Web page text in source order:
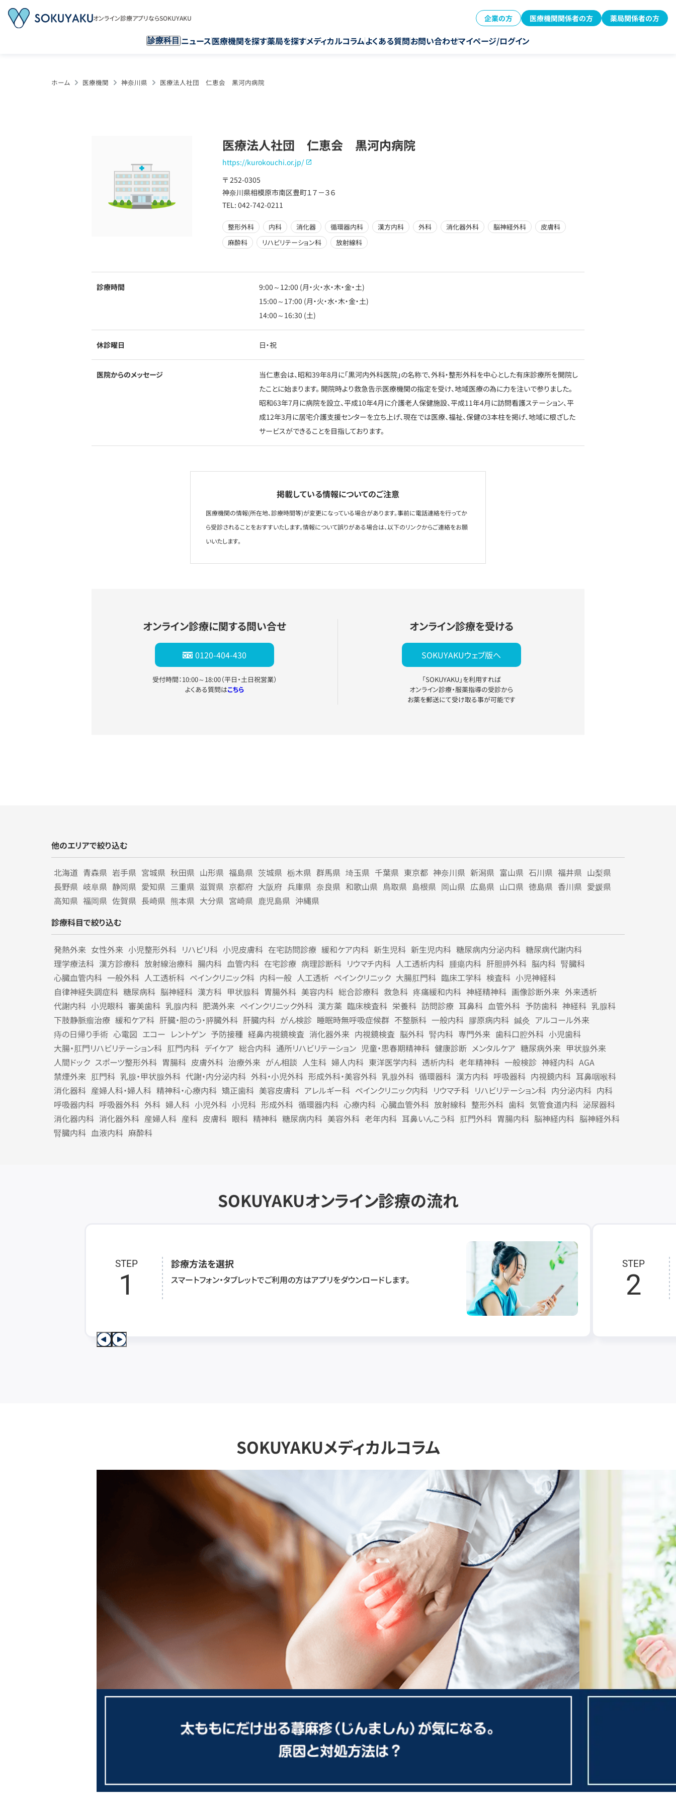
オンライン診療アプリならSOKUYAKU 企業の方 医療機関関係者の方 薬局関係者の方
診療科目 ニュース医療機関を探す薬局を探すメディカルコラムよくある質問お問い合わせマイページ/ログイン
ホーム 医療機関 神奈川県 医療法人社団 仁恵会 黒河内病院
医療法人社団 仁恵会 黒河内病院
https://kurokouchi.or.jp/
〒 252-0305
神奈川県相模原市南区豊町１７－３６
TEL: 042-742-0211
整形外科 内科 消化器 循環器内科 漢方内科 外科 消化器外科 脳神経外科
皮膚科
麻酔科
リハビリテーション科 放射線科
診療時間
9:00～12:00 (月・火・水・木・金・土)
15:00～17:00 (月・火・水・木・金・土)
14:00～16:30 (土)
休診曜日 日・祝
医院からのメッセージ
当仁恵会は、昭和39年8月に「黒河内外科医院」の名称で、外科・整形外科を中心とした有床診療所を開院し
たことに始まります。 開院時より救急告示医療機関の指定を受け、地域医療の為に力を注いで参りました。
昭和63年7月に病院を設立、平成10年4月に介護老人保健施設、平成11年4月に訪問看護ステーション、平
成12年3月に居宅介護支援センターを立ち上げ、現在では医療、福祉、保健の3本柱を掲げ、地域に根ざした
サービスができることを目指しております。
掲載している情報についてのご注意
医療機関の情報(所在地、診療時間等)が変更になっている場合があります。事前に電話連絡を行ってか
ら受診されることをおすすいたします。情報について誤りがある場合は、以下のリンクからご連絡をお願
いいたします。
オンライン診療に関する問い合せ
0120-404-430
受付時間：10:00～18:00（平日・土日祝営業）
よくある質問はこちら
オンライン診療を受ける
SOKUYAKUウェブ版へ
「SOKUYAKU」を利用すれば
オンライン診療・服薬指導の受診から
お薬を郵送にて受け取る事が可能です
他のエリアで絞り込む
北海道 青森県 岩手県 宮城県 秋田県 山形県 福島県 茨城県 栃木県 群馬県 埼玉県 千葉県 東京都 神奈川県 新潟県 富山県 石川県 福井県 山梨県
長野県 岐阜県 静岡県 愛知県 三重県 滋賀県 京都府 大阪府 兵庫県 奈良県 和歌山県 鳥取県 島根県 岡山県 広島県 山口県 徳島県 香川県 愛媛県
高知県 福岡県 佐賀県 長崎県 熊本県 大分県 宮崎県 鹿児島県 沖縄県
診療科目で絞り込む
発熱外来 女性外来 小児整形外科 リハビリ科 小児皮膚科 在宅訪問診療 緩和ケア内科 新生児科 新生児内科 糖尿病内分泌内科 糖尿病代謝内科
理学療法科 漢方診療科 放射線治療科 腸内科 血管内科 在宅診療 病理診断科 リウマチ内科 人工透析内科 腫瘍内科 肝胆膵外科 脳内科 腎臓科
心臓血管内科 一般外科 人工透析科 ペインクリニック科 内科一般 人工透析 ペインクリニック 大腸肛門科 臨床工学科 検査科 小児神経科
自律神経失調症科 糖尿病科 脳神経科 漢方科 甲状腺科 胃腸外科 美容内科 総合診療科 救急科 疼痛緩和内科 神経精神科 画像診断外来 外来透析
代謝内科 小児眼科 審美歯科 乳腺内科 肥満外来 ペインクリニック外科 漢方薬 臨床検査科 栄養科 訪問診療 耳鼻科 血管外科 予防歯科 神経科 乳腺科
下肢静脈瘤治療 緩和ケア科 肝臓・胆のう・膵臓外科 肝臓内科 がん検診 睡眠時無呼吸症候群 不整脈科 一般内科 膠原病内科 鍼灸 アルコール外来
痔の日帰り手術 心電図 エコー レントゲン 予防接種 経鼻内視鏡検査 消化器外来 内視鏡検査 脳外科 腎内科 専門外来 歯科口腔外科 小児歯科
大腸・肛門リハビリテーション科 肛門内科 デイケア 総合内科 通所リハビリテーション 児童・思春期精神科 健康診断 メンタルケア 糖尿病外来 甲状腺外来
人間ドック スポーツ整形外科 胃腸科 皮膚外科 治療外来 がん相談 人生科 婦人内科 東洋医学内科 透析内科 老年精神科 一般検診 神経内科 AGA
禁煙外来 肛門科 乳腺・甲状腺外科 代謝・内分泌内科 外科・小児外科 形成外科・美容外科 乳腺外科 循環器科 漢方内科 呼吸器科 内視鏡内科 耳鼻咽喉科
消化器科 産婦人科・婦人科 精神科・心療内科 矯正歯科 美容皮膚科 アレルギー科 ペインクリニック内科 リウマチ科 リハビリテーション科 内分泌内科 内科
呼吸器内科 呼吸器外科 外科 婦人科 小児外科 小児科 形成外科 循環器内科 心療内科 心臓血管外科 放射線科 整形外科 歯科 気管食道内科 泌尿器科
消化器内科 消化器外科 産婦人科 産科 皮膚科 眼科 精神科 糖尿病内科 美容外科 老年内科 耳鼻いんこう科 肛門外科 胃腸内科 脳神経内科 脳神経外科
腎臓内科 血液内科 麻酔科
SOKUYAKUオンライン診療の流れ
STEP
1
診療方法を選択
スマートフォン・タブレットでご利用の方はアプリをダウンロードします。
STEP
2
SOKUYAKUメディカルコラム